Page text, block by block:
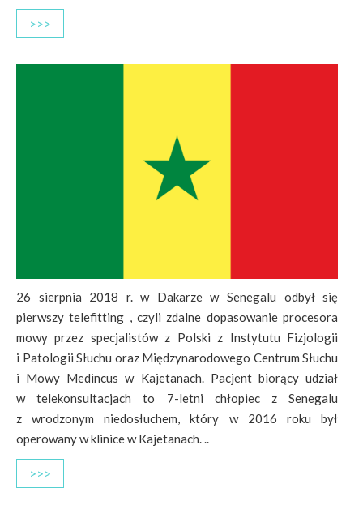
>>>
26 sierpnia 2018 r. w Dakarze w Senegalu odbył się
pierwszy telefitting , czyli zdalne dopasowanie procesora
mowy przez specjalistów z Polski z Instytutu Fizjologii
i Patologii Słuchu oraz Międzynarodowego Centrum Słuchu
i Mowy Medincus w Kajetanach. Pacjent biorący udział
w telekonsultacjach to 7-letni chłopiec z Senegalu
z wrodzonym niedosłuchem, który w 2016 roku był
operowany w klinice w Kajetanach. ..
>>>